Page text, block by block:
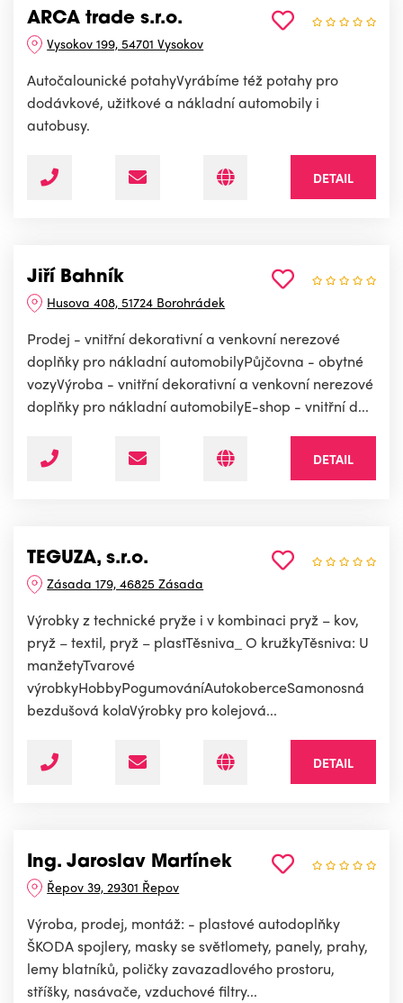
ARCA trade s.r.o.
Vysokov 199, 54701 Vysokov
Autočalounické potahyVyrábíme též potahy pro
dodávkové, užitkové a nákladní automobily i
autobusy.
DETAIL
Jiří Bahník
Husova 408, 51724 Borohrádek
Prodej - vnitřní dekorativní a venkovní nerezové
doplňky pro nákladní automobilyPůjčovna - obytné
vozyVýroba - vnitřní dekorativní a venkovní nerezové
doplňky pro nákladní automobilyE-shop - vnitřní d...
DETAIL
TEGUZA, s.r.o.
Zásada 179, 46825 Zásada
Výrobky z technické pryže i v kombinaci pryž – kov,
pryž – textil, pryž – plastTěsniva_ O kružkyTěsniva: U
manžetyTvarové
výrobkyHobbyPogumováníAutokoberceSamonosná
bezdušová kolaVýrobky pro kolejová...
DETAIL
Ing. Jaroslav Martínek
Řepov 39, 29301 Řepov
Výroba, prodej, montáž: - plastové autodoplňky
ŠKODA spojlery, masky se světlomety, panely, prahy,
lemy blatníků, poličky zavazadlového prostoru,
stříšky, nasávače, vzduchové filtry...